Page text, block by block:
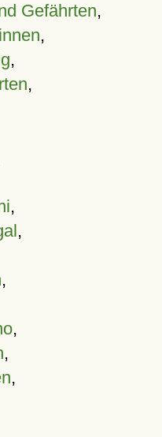
Gefährten,
,
,
,
,
,
,
,
,
,